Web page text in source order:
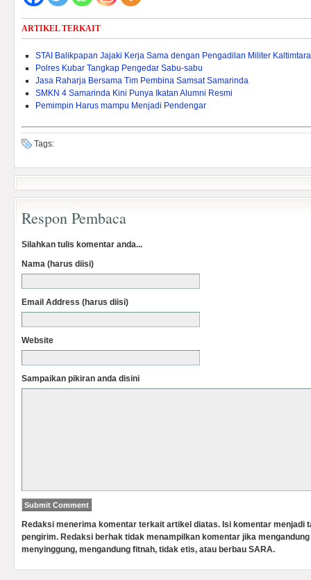
ARTIKEL TERKAIT
STAI Balikpapan Jajaki Kerja Sama dengan Pengadilan Militer Kaltimtara
Polres Kubar Tangkap Pengedar Sabu-sabu
Jasa Raharja Bersama Tim Pembina Samsat Samarinda
SMKN 4 Samarinda Kini Punya Ikatan Alumni Resmi
Pemimpin Harus mampu Menjadi Pendengar
Tags:
Respon Pembaca
Silahkan tulis komentar anda...
Nama (harus diisi)
Email Address (harus diisi)
Website
Sampaikan pikiran anda disini
Redaksi menerima komentar terkait artikel diatas. Isi komentar menjadi
pengirim. Redaksi berhak tidak menampilkan komentar jika
menyinggung, mengandung fitnah, tidak etis, atau berbau SARA.